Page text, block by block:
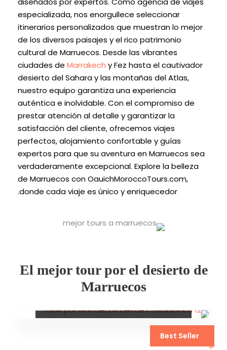
especializada, nos enorgullece seleccionar
itinerarios personalizados que muestran lo mejor
de los diversos paisajes y el rico patrimonio
cultural de Marruecos. Desde las vibrantes
ciudades de Marrakech y Fez hasta el cautivador
desierto del Sahara y las montañas del Atlas,
nuestro equipo garantiza una experiencia
auténtica e inolvidable. Con el compromiso de
prestar atención al detalle y garantizar la
satisfacción del cliente, ofrecemos viajes
perfectos, alojamiento confortable y guías
expertos para que su aventura en Marruecos sea
verdaderamente excepcional. Explore la belleza
de Marruecos con OauichMoroccoTours.com,
donde cada viaje es único y enriquecedor.
El mejor tour por el desierto de
Marruecos
Best Seller
12 días por Marruecos
desde Casablanca